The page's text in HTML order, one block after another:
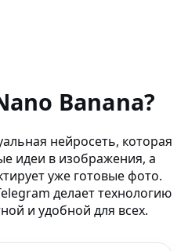
Generator — создавай
— DeepDream Generator —
(на ходу) — из текста в
Banana?
нейросеть, которая
идеи в изображения, а
уже готовые фото.
делает технологию
и удобной для всех.